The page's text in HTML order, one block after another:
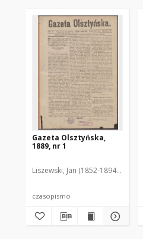
Gazeta Olsztyńska,
1889, nr 1
Liszewski, Jan (1852-1894). Red.
czasopismo